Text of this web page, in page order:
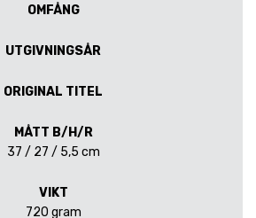
OMFÅNG
UTGIVNINGSÅR
ORIGINAL TITEL
MÅTT B/H/R
37 / 27 / 5,5 cm
VIKT
720 gram